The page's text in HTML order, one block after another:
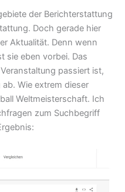
der Berichterstattung
Doch gerade hier
Aktualität. Denn wenn
sie eben vorbei. Das
passiert ist,
Wie extrem dieser
Weltmeisterschaft. Ich
zum Suchbegriff